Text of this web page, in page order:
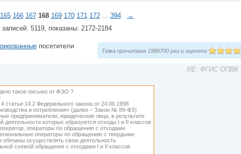
165 166 167 168 169 170 171 172... 394
→
записей: 5119, показаны: 2172-2184
Тема прочитана 1986700 раз и оценена
посетители
RE: ФГИС ОПВК
такое письмо от ФЭО ?
статьи 14.2 Федерального закона от 24.06.1998
и потребления» (далее – Закон № 89-ФЗ)
предприниматели, юридические лица, в результате
деятельности которых образуются отходы I и II классов
операторы по обращению с отходами
операторы по обращению с твердыми
осуществлять свою деятельность
схемой обращения с отходами I и II классов